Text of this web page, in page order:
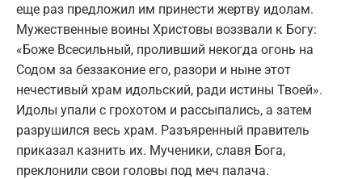
еще раз предложил им принести жертву идолам.
Мужественные воины Христовы воззвали к Богу:
«Боже Всесильный, проливший некогда огонь на
Содом за беззаконие его, разори и ныне этот
нечестивый храм идольский, ради истины Твоей».
Идолы упали с грохотом и рассыпались, а затем
разрушился весь храм. Разъяренный правитель
приказал казнить их. Мученики, славя Бога,
преклонили свои головы под меч палача.